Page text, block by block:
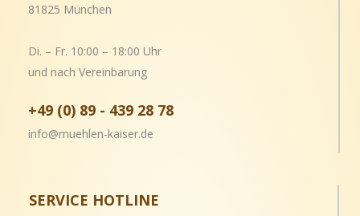
81825 München
Di. – Fr. 10:00 – 18:00 Uhr
und nach Vereinbarung
+49 (0) 89 - 439 28 78
info@muehlen-kaiser.de
SERVICE HOTLINE